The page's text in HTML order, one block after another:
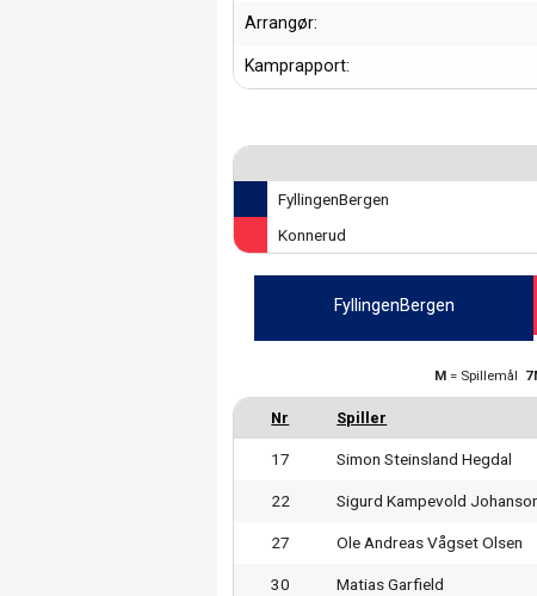
Arrangør:
Kamprapport:
FyllingenBergen
Konnerud
FyllingenBergen
17 Simon Steinsland Hegdal
22 Sigurd Kampevold
27 Ole Andreas Vågset Olsen
30 Matias Garfield
M= Spillemål